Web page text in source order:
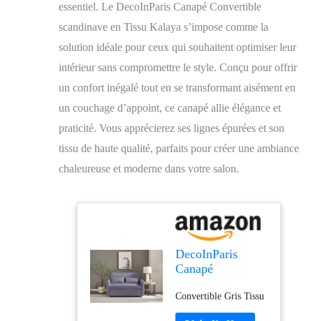
essentiel. Le DecoInParis Canapé Convertible
scandinave en Tissu Kalaya s’impose comme la
solution idéale pour ceux qui souhaitent optimiser leur
intérieur sans compromettre le style. Conçu pour offrir
un confort inégalé tout en se transformant aisément en
un couchage d’appoint, ce canapé allie élégance et
praticité. Vous apprécierez ses lignes épurées et son
tissu de haute qualité, parfaits pour créer une ambiance
chaleureuse et moderne dans votre salon.
DecoInParis
Canapé
Places en Tissu
Gris Kalaya
Convertible Gris Tissu